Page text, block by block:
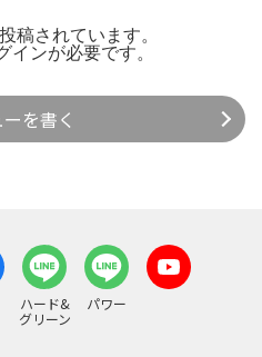
稿されています。
インが必要です。
を書く
ハード&
グリーン
パワー